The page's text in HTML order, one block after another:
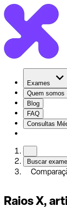
Exames
Quem somos
Blog
FAQ
Consultas
Buscar
Raios X,